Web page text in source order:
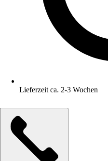
Lieferzeit ca. 2-3 Wochen